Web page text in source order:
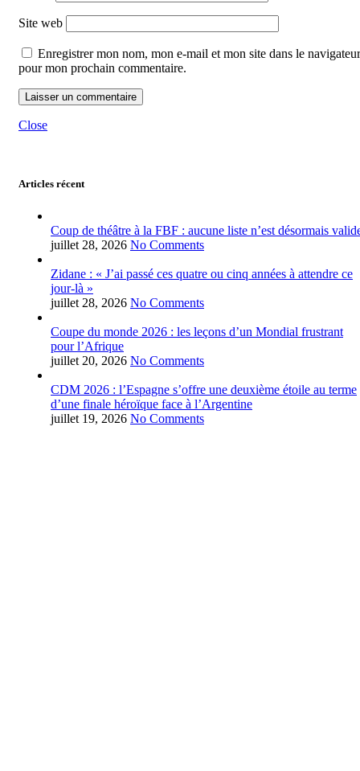
Site web
Enregistrer mon nom, mon e-mail et mon site dans le navigateur
pour mon prochain commentaire.
Close
Articles récent
Coup de théâtre à la FBF : aucune liste n’est désormais
juillet 28, 2026 No Comments
Zidane : « J’ai passé ces quatre ou cinq années à attendre ce
jour-là »
juillet 28, 2026 No Comments
Coupe du monde 2026 : les leçons d’un Mondial frustrant
pour l’Afrique
juillet 20, 2026 No Comments
CDM 2026 : l’Espagne s’offre une deuxième étoile au terme
d’une finale héroïque face à l’Argentine
juillet 19, 2026 No Comments